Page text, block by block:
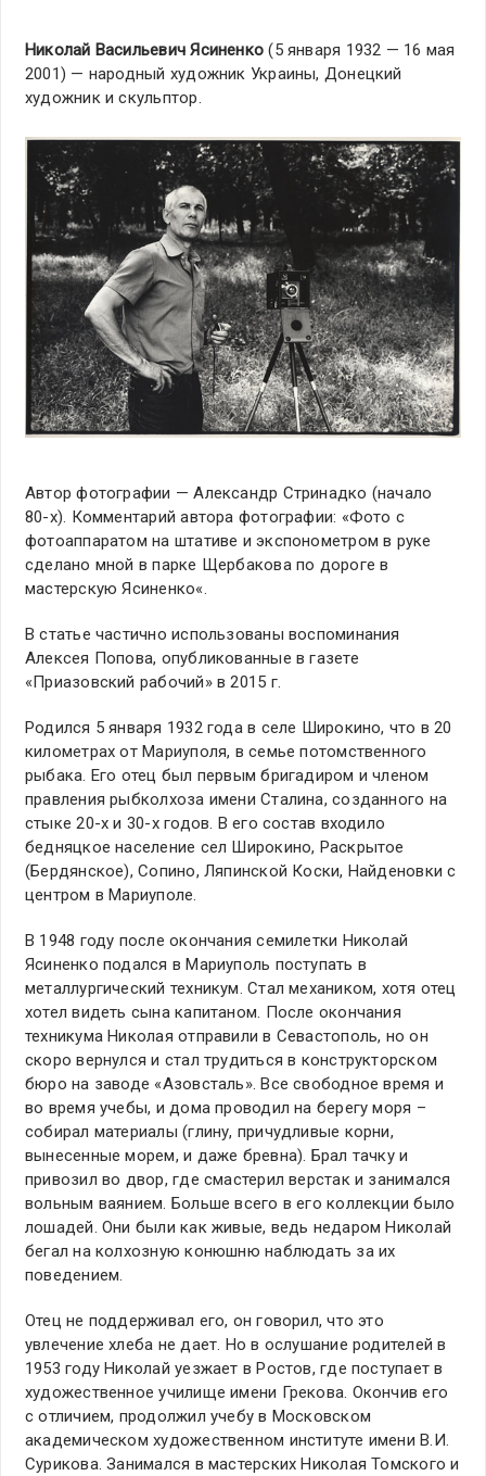
Николай Васильевич Ясиненко (5 января 1932 — 16 мая
2001) — народный художник Украины, Донецкий
художник и скульптор.
Автор фотографии — Александр Стринадко (начало
80-х). Комментарий автора фотографии: «Фото с
фотоаппаратом на штативе и экспонометром в руке
сделано мной в парке Щербакова по дороге в
мастерскую Ясиненко«.
В статье частично использованы воспоминания
Алексея Попова, опубликованные в газете
«Приазовский рабочий» в 2015 г.
Родился 5 января 1932 года в селе Широкино, что в 20
километрах от Мариуполя, в семье потомственного
рыбака. Его отец был первым бригадиром и членом
правления рыбколхоза имени Сталина, созданного на
стыке 20-х и 30-х годов. В его состав входило
бедняцкое население сел Широкино, Раскрытое
(Бердянское), Сопино, Ляпинской Коски, Найденовки с
центром в Мариуполе.
В 1948 году после окончания семилетки Николай
Ясиненко подался в Мариуполь поступать в
металлургический техникум. Стал механиком, хотя отец
хотел видеть сына капитаном. После окончания
техникума Николая отправили в Севастополь, но он
скоро вернулся и стал трудиться в конструкторском
бюро на заводе «Азовсталь». Все свободное время и
во время учебы, и дома проводил на берегу моря –
собирал материалы (глину, причудливые корни,
вынесенные морем, и даже бревна). Брал тачку и
привозил во двор, где смастерил верстак и занимался
вольным ваянием. Больше всего в его коллекции было
лошадей. Они были как живые, ведь недаром Николай
бегал на колхозную конюшню наблюдать за их
поведением.
Отец не поддерживал его, он говорил, что это
увлечение хлеба не дает. Но в ослушание родителей в
1953 году Николай уезжает в Ростов, где поступает в
художественное училище имени Грекова. Окончив его
с отличием, продолжил учебу в Московском
академическом художественном институте имени В.И.
Сурикова. Занимался в мастерских Николая Томского и